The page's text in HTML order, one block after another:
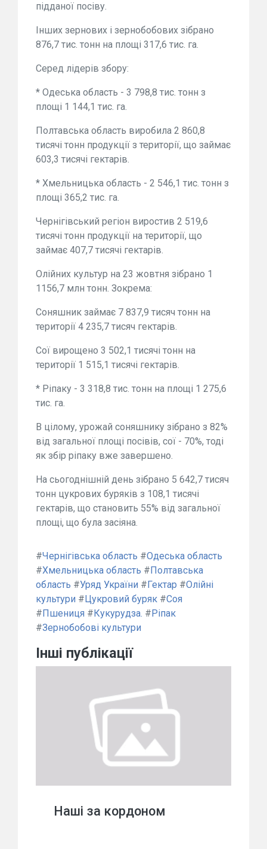
підданої посіву.
Інших зернових і зернобобових зібрано
876,7 тис. тонн на площі 317,6 тис. га.
Серед лідерів збору:
* Одеська область - 3 798,8 тис. тонн з
площі 1 144,1 тис. га.
Полтавська область виробила 2 860,8
тисячі тонн продукції з території, що займає
603,3 тисячі гектарів.
* Хмельницька область - 2 546,1 тис. тонн з
площі 365,2 тис. га.
Чернігівський регіон виростив 2 519,6
тисячі тонн продукції на території, що
займає 407,7 тисячі гектарів.
Олійних культур на 23 жовтня зібрано 1
1156,7 млн тонн. Зокрема:
Соняшник займає 7 837,9 тисяч тонн на
території 4 235,7 тисяч гектарів.
Сої вирощено 3 502,1 тисячі тонн на
території 1 515,1 тисячі гектарів.
* Ріпаку - 3 318,8 тис. тонн на площі 1 275,6
тис. га.
В цілому, урожай соняшнику зібрано з 82%
від загальної площі посівів, сої - 70%, тоді
як збір ріпаку вже завершено.
На сьогоднішній день зібрано 5 642,7 тисяч
тонн цукрових буряків з 108,1 тисячі
гектарів, що становить 55% від загальної
площі, що була засіяна.
#Чернігівська область #Одеська область
#Хмельницька область # Полтавська
область #Уряд України # Гектар #Олійні
культури # Цукровий буряк #Соя
# Пшениця # Кукурудза. # Ріпак
#Зернобобові культури
Інші публікації
Наші за кордоном